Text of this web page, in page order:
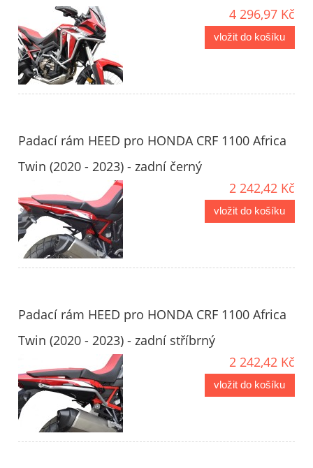
4 296,97 Kč
vložit do košíku
Padací rám HEED pro HONDA CRF 1100 Africa
Twin (2020 - 2023) - zadní černý
2 242,42 Kč
vložit do košíku
Padací rám HEED pro HONDA CRF 1100 Africa
Twin (2020 - 2023) - zadní stříbrný
2 242,42 Kč
vložit do košíku